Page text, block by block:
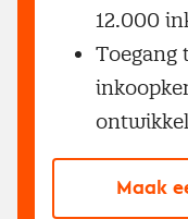
12.000
Toegang
Maak